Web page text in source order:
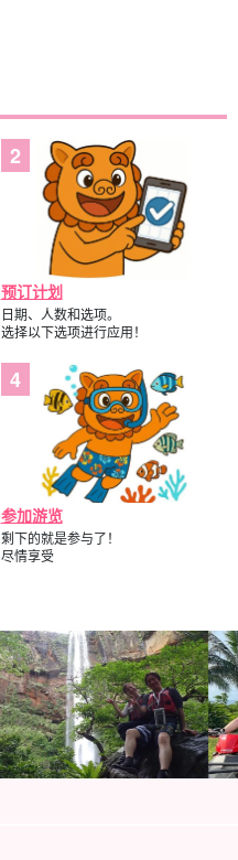
预订计划
日期、人数和选项。
选择以下选项进行应用！
参加游览
剩下的就是参与了！
尽情享受